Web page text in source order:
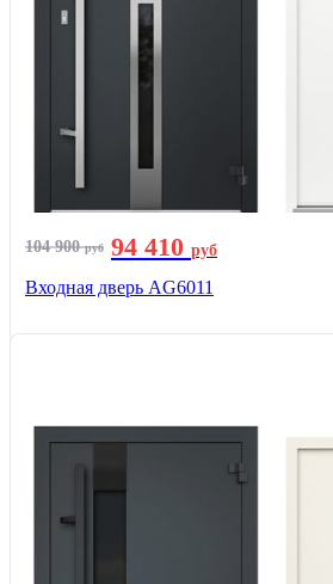
104 900руб 94 410 руб
Входная дверь AG6011